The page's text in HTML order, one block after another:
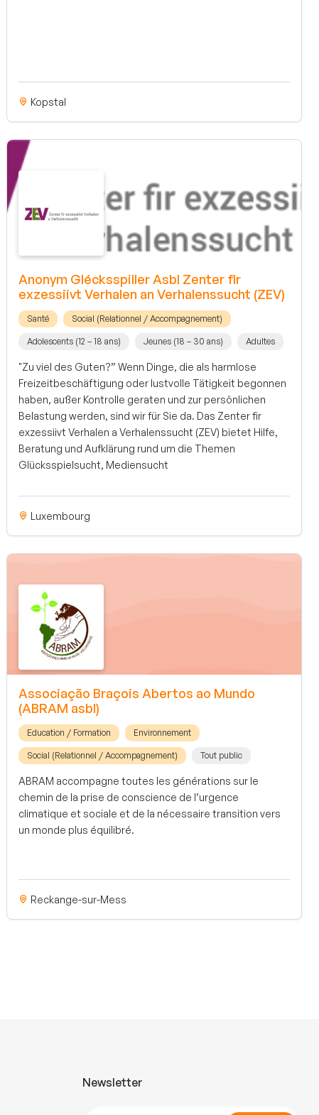
Kopstal
Anonym Glécksspiller Asbl Zenter fir
exzessiivt Verhalen an Verhalenssucht (ZEV)
Santé Social (Relationnel / Accompagnement)
Adolescents (12 – 18 ans) Jeunes (18 – 30 ans) Adultes
"Zu viel des Guten?” Wenn Dinge, die als harmlose
Freizeitbeschäftigung oder lustvolle Tätigkeit begonnen
haben, außer Kontrolle geraten und zur persönlichen
Belastung werden, sind wir für Sie da. Das Zenter fir
exzessiivt Verhalen a Verhalenssucht (ZEV) bietet Hilfe,
Beratung und Aufklärung rund um die Themen
Glücksspielsucht, Mediensucht
Luxembourg
Associação Braçois Abertos ao Mundo
(ABRAM asbl)
Education / Formation Environnement
Social (Relationnel / Accompagnement) Tout public
ABRAM accompagne toutes les générations sur le
chemin de la prise de conscience de l’urgence
climatique et sociale et de la nécessaire transition vers
un monde plus équilibré.
Reckange-sur-Mess
Newsletter